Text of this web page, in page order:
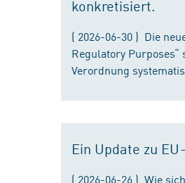
konkretisiert.
( 2026-06-30 ) Die
Regulatory
Verordnung
Ein Update zu
( 2026-06-26 ) Wie